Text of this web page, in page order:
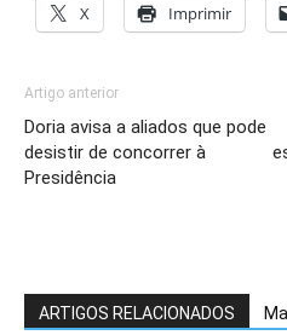
X Imprimir
Artigo anterior
Doria avisa a aliados que pode
desistir de concorrer à
Presidência
ARTIGOS RELACIONADOS